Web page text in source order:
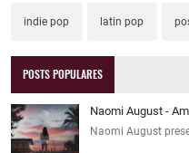
indie pop latin pop
POSTS POPULARES
Naomi August -
Naomi August